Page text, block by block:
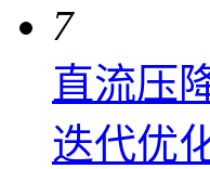
7
直流压
迭代优